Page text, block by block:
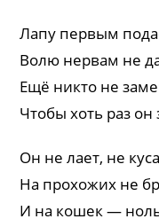
Лапу первым
Волю нервам не
Ещё никто не
Чтобы хоть раз он
Он не лает, не
На прохожих не
И на кошек —